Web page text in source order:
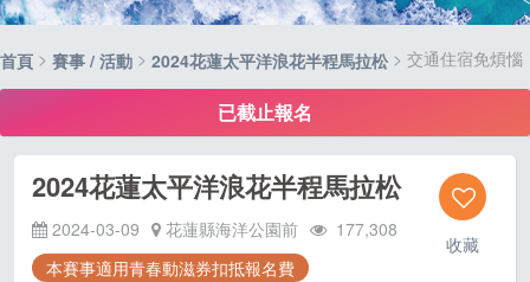
首頁 > 賽事 / 活動 > 2024花蓮太平洋浪花半程馬拉松 > 交通住宿免煩惱
已截止報名
收藏
2024花蓮太平洋浪花半程馬拉松
2024-03-09 花蓮縣海洋公園前
177,308
本賽事適用青春動滋券扣抵報名費